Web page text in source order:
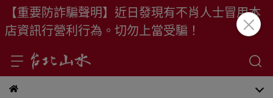
【重要防詐騙聲明】近日發現有不肖人士冒用本
店資訊行營利行為。切勿上當受騙！